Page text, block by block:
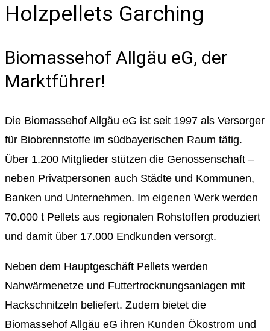
Holzpellets Garching
Biomassehof Allgäu eG, der
Marktführer!
Die Biomassehof Allgäu eG ist seit 1997 als Versorger
für Biobrennstoffe im südbayerischen Raum tätig.
Über 1.200 Mitglieder stützen die Genossenschaft –
neben Privatpersonen auch Städte und Kommunen,
Banken und Unternehmen. Im eigenen Werk werden
70.000 t Pellets aus regionalen Rohstoffen produziert
und damit über 17.000 Endkunden versorgt.
Neben dem Hauptgeschäft Pellets werden
Nahwärmenetze und Futtertrocknungsanlagen mit
Hackschnitzeln beliefert. Zudem bietet die
Biomassehof Allgäu eG ihren Kunden Ökostrom und